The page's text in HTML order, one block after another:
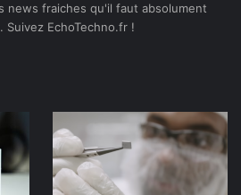
news fraiches qu'il faut absolument
Suivez EchoTechno.fr !